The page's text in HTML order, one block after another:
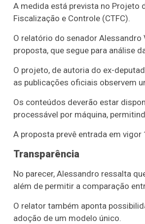
A medida está prevista no Projeto
Fiscalização e Controle (CTFC).
O relatório do senador Alessandro
proposta, que segue para análise
O projeto, de autoria do ex-
as publicações oficiais observem
Os conteúdos deverão estar
processável por máquina,
A proposta prevê entrada em
Transparência
No parecer, Alessandro ressalta
além de permitir a comparação
O relator também aponta
adoção de um modelo único.